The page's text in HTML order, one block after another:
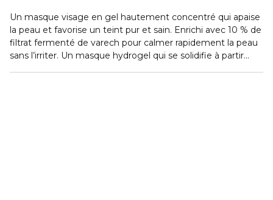
Un masque visage en gel hautement concentré qui apaise
la peau et favorise un teint pur et sain. Enrichi avec 10 % de
filtrat fermenté de varech pour calmer rapidement la peau
sans l’irriter. Un masque hydrogel qui se solidifie à partir